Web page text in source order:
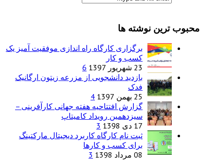
محبوب ترین نوشته ها
برگزاری کارگاه راه اندازی موفقیت آمیز یک
کسب و کار
23 شهریور 1397
6
بازدید دانشجویی از مزرعه زیتون ارگانیک
فدک
25 بهمن 1397
4
گزارش افتتاحیه هفته جهانی کارآفرینی –
سیزدهمین رویداد کامیتاپ
17 دی 1398
3
ثبت نام کارگاه کاربرد دیجیتال مارکتینگ
برای کسب و کارها
08 مرداد 1398
3